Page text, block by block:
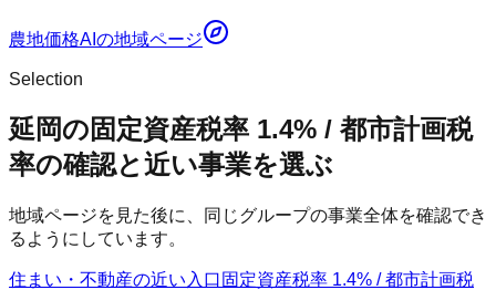
農地価格AI の地域ページ
Selection
延岡の固定資産税率 1.4% / 都市計画税
率の確認と近い事業を選ぶ
地域ページを見た後に、同じグループの事業全体を確認でき
るようにしています。
住まい・不動産の近い入口 固定資産税率 1.4% / 都市計画税